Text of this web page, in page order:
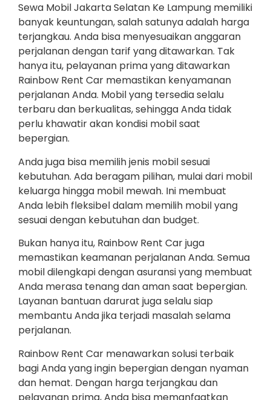
Sewa Mobil Jakarta Selatan Ke Lampung memiliki
banyak keuntungan, salah satunya adalah harga
terjangkau. Anda bisa menyesuaikan anggaran
perjalanan dengan tarif yang ditawarkan. Tak
hanya itu, pelayanan prima yang ditawarkan
Rainbow Rent Car memastikan kenyamanan
perjalanan Anda. Mobil yang tersedia selalu
terbaru dan berkualitas, sehingga Anda tidak
perlu khawatir akan kondisi mobil saat
bepergian.
Anda juga bisa memilih jenis mobil sesuai
kebutuhan. Ada beragam pilihan, mulai dari mobil
keluarga hingga mobil mewah. Ini membuat
Anda lebih fleksibel dalam memilih mobil yang
sesuai dengan kebutuhan dan budget.
Bukan hanya itu, Rainbow Rent Car juga
memastikan keamanan perjalanan Anda. Semua
mobil dilengkapi dengan asuransi yang membuat
Anda merasa tenang dan aman saat bepergian.
Layanan bantuan darurat juga selalu siap
membantu Anda jika terjadi masalah selama
perjalanan.
Rainbow Rent Car menawarkan solusi terbaik
bagi Anda yang ingin bepergian dengan nyaman
dan hemat. Dengan harga terjangkau dan
pelayanan prima, Anda bisa memanfaatkan